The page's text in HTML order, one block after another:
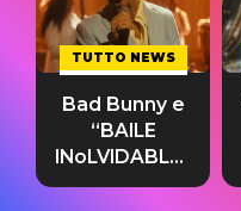
TUTTO NEWS
Bad Bunny e
“BAILE
INoLVIDABLE”:
testo,